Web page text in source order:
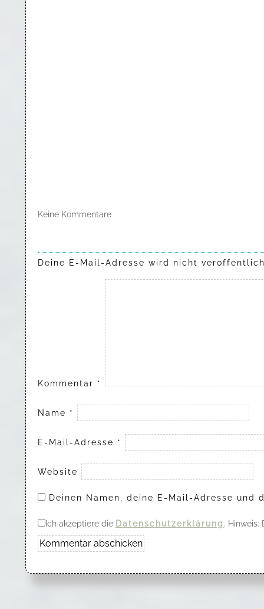
Keine Kommentare
Deine E-Mail-Adresse wird nicht
Kommentar *
Name *
E-Mail-Adresse *
Website
Deinen Namen, deine E-Mail-Adresse
Ich akzeptiere die Datenschutzerklärung .